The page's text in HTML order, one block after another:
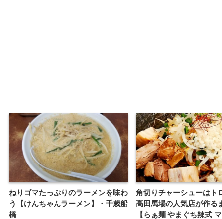
ねりゴマたっぷりのラーメンを味わ
う【けんちゃんラーメン】・千歳船
橋
角切りチャーシューはト
高田馬場の人気店が作る
【らぁ麺 やまぐち辣式